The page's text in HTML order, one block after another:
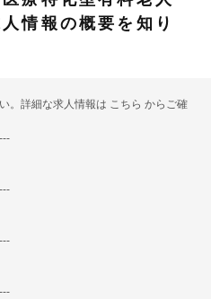
情報の概要を知り
。詳細な求人情報は こちら からご確